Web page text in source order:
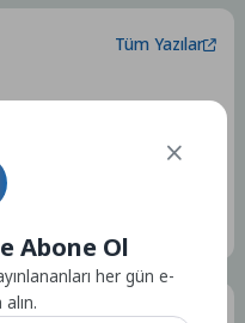
Tüm Yazılar
veya iletişim bilgisi
Abone Ol
her gün e-